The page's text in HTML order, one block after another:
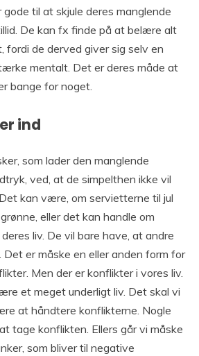
til at skjule deres manglende
De kan fx finde på at belære alt
fordi de derved giver sig selv en
mentalt. Det er deres måde at
bange for noget.
ind
som lader den manglende
ved, at de simpelthen ikke vil
kan være, om servietterne til jul
eller det kan handle om
liv. De vil bare have, at andre
er måske en eller anden form for
Men der er konflikter i vores liv.
et meget underligt liv. Det skal vi
at håndtere konflikterne. Nogle
tage konflikten. Ellers går vi måske
som bliver til negative